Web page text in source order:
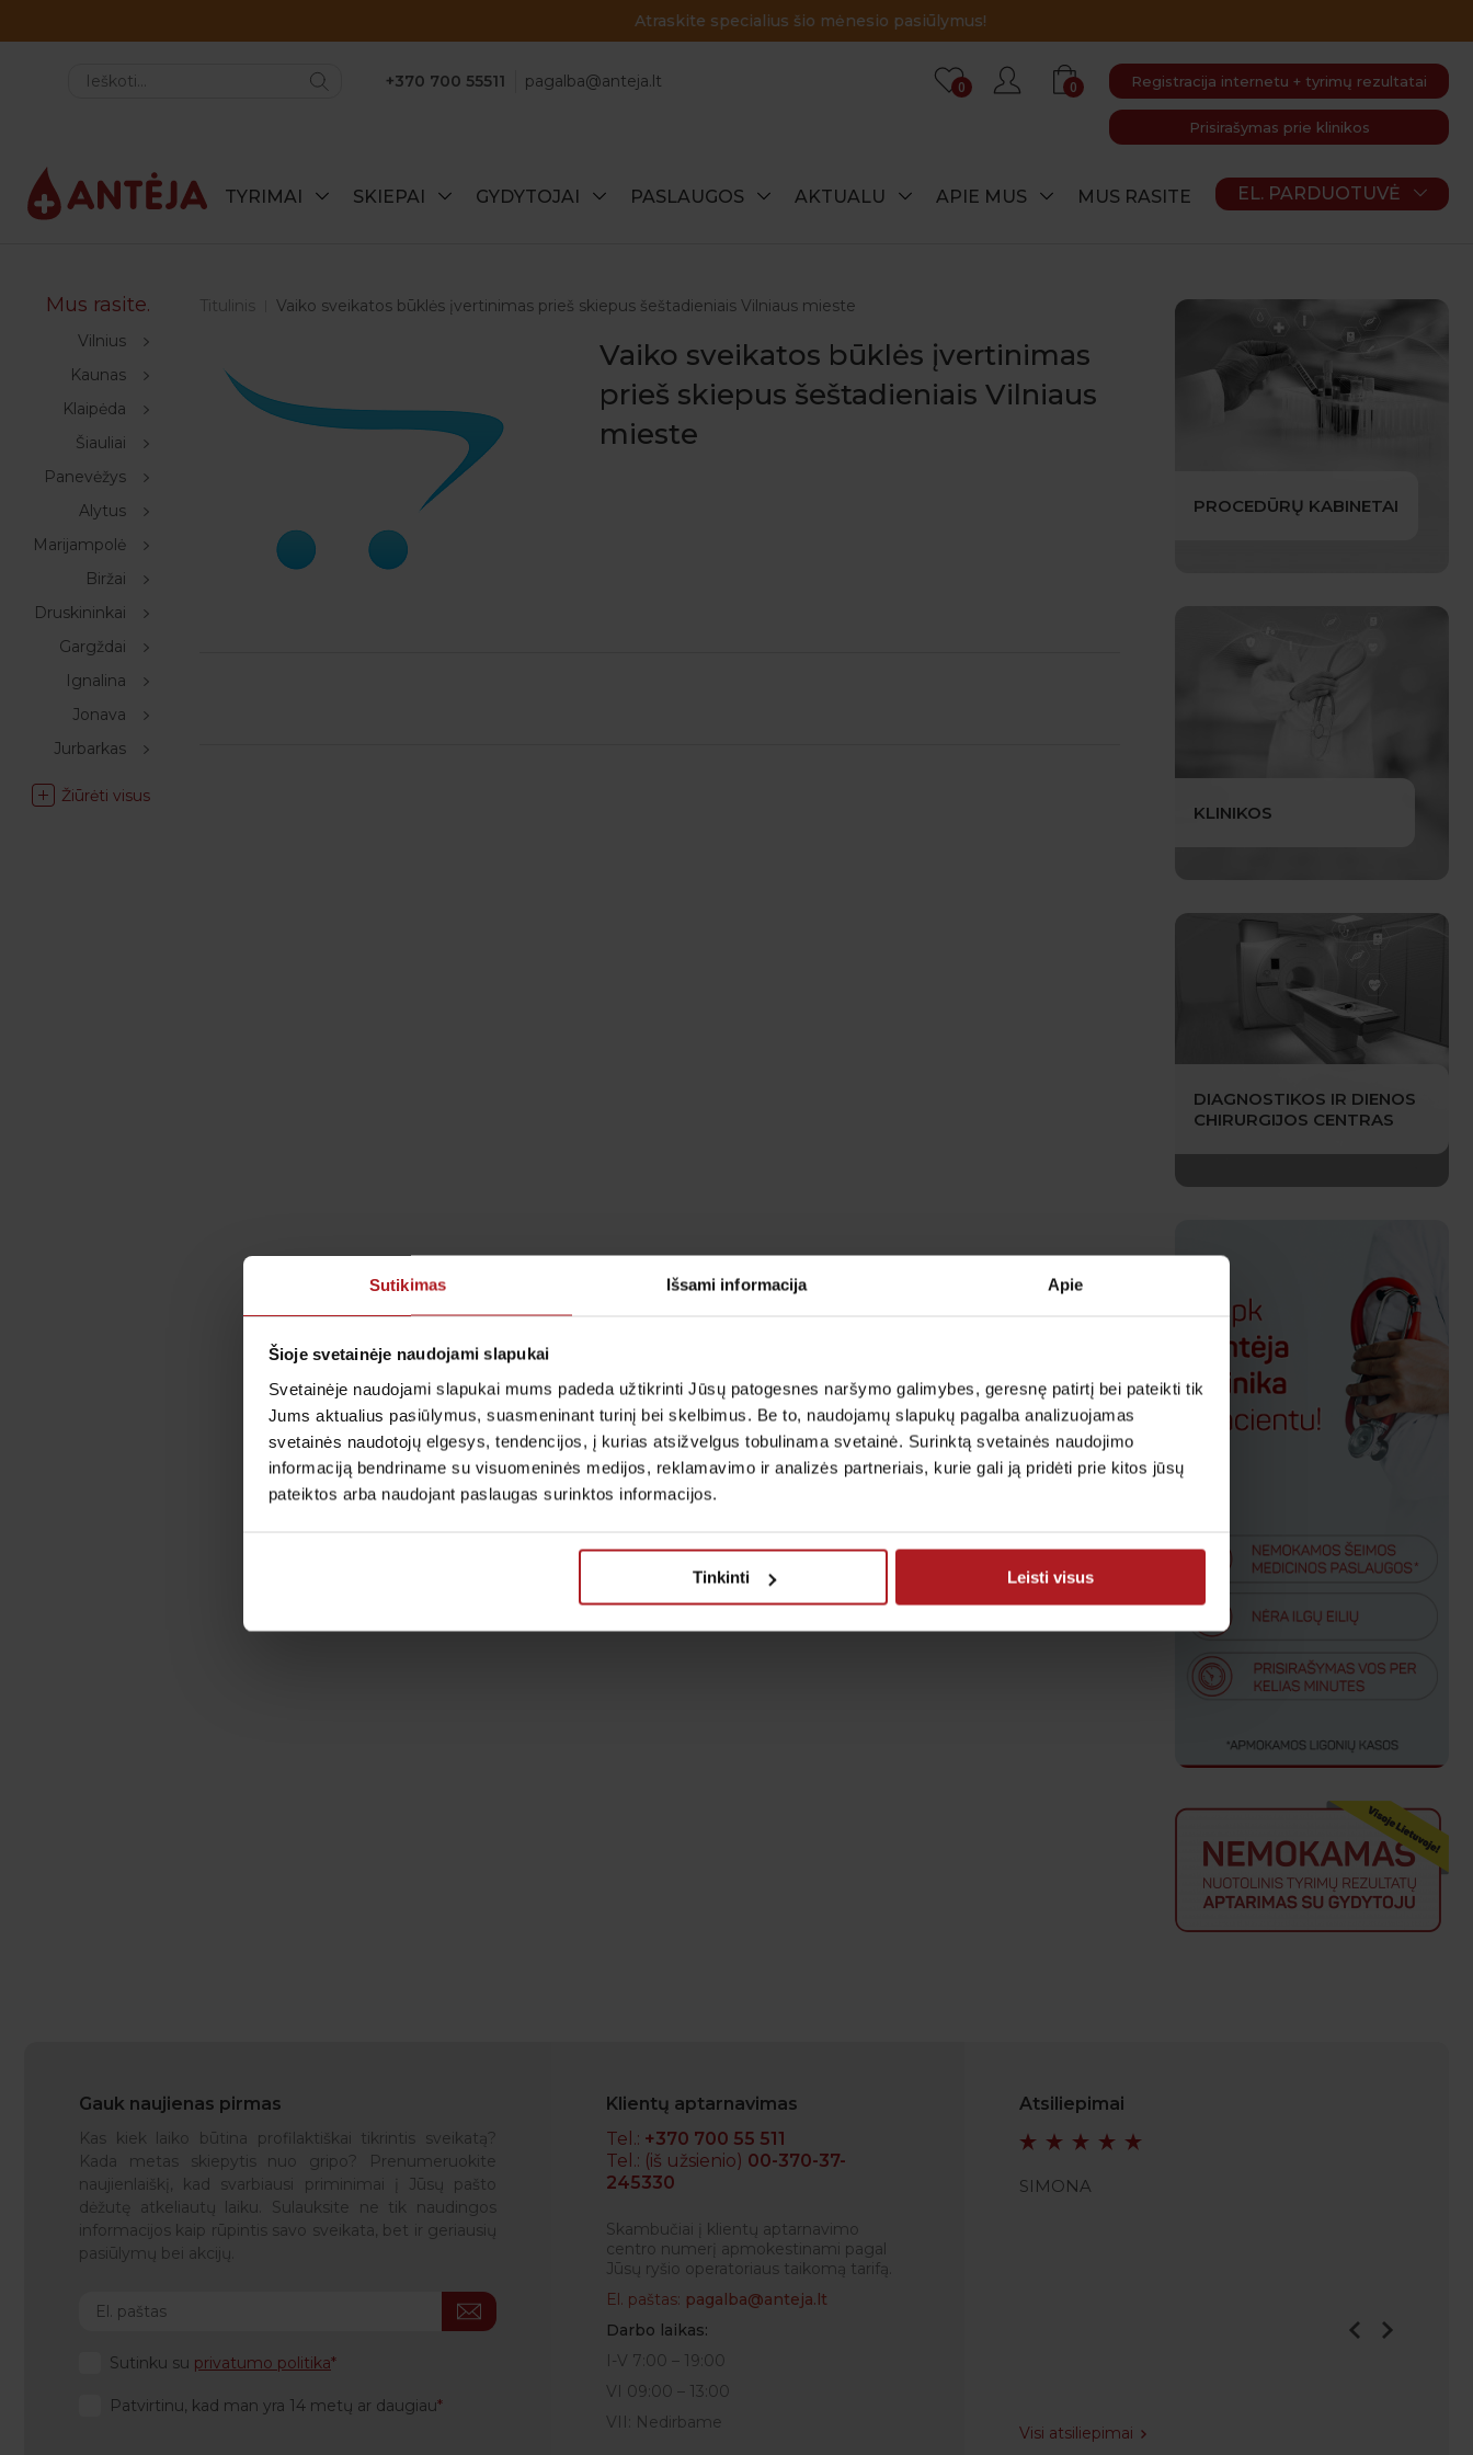
Sutikimas Išsami informacija Apie
Šioje svetainėje naudojami slapukai
Svetainėje naudojami slapukai mums padeda užtikrinti Jūsų patogesnes naršymo galimybes, geresnę patirtį bei pateikti tik
Jums aktualius pasiūlymus, suasmeninant turinį bei skelbimus. Be to, naudojamų slapukų pagalba analizuojamas
svetainės naudotojų elgesys, tendencijos, į kurias atsižvelgus tobulinama svetainė. Surinktą svetainės naudojimo
informaciją bendriname su visuomeninės medijos, reklamavimo ir analizės partneriais, kurie gali ją pridėti prie kitos jūsų
pateiktos arba naudojant paslaugas surinktos informacijos.
Tinkinti Leisti visus
Atraskite specialius šio mėnesio pasiūlymus!
+370 700 55511 pagalba@anteja.lt Registracija internetu + tyrimų rezultatai
Prisirašymas prie klinikos
0 0
TYRIMAI SKIEPAI GYDYTOJAI PASLAUGOS AKTUALU APIE MUS MUS RASITE EL. PARDUOTUVĖ
Mus rasite.
Vilnius
Kaunas
Klaipėda
Šiauliai
Panevėžys
Alytus
Marijampolė
Biržai
Druskininkai
Gargždai
Ignalina
Jonava
Jurbarkas
Žiūrėti visus
Titulinis Vaiko sveikatos būklės įvertinimas prieš skiepus šeštadieniais Vilniaus mieste
Vaiko sveikatos būklės įvertinimas
prieš skiepus šeštadieniais Vilniaus
mieste
PROCEDŪRŲ KABINETAI
KLINIKOS
DIAGNOSTIKOS IR DIENOS
CHIRURGIJOS CENTRAS
Gauk naujienas pirmas
Kas kiek laiko būtina profilaktiškai tikrintis sveikatą?
Kada metas skiepytis nuo gripo? Prenumeruokite
naujienlaiškį, kad svarbiausi priminimai į Jūsų pašto
dėžutę atkeliautų laiku. Sulauksite ne tik naudingos
informacijos kaip rūpintis savo sveikata, bet ir geriausių
pasiūlymų bei akcijų.
Sutinku su privatumo politika
Patvirtinu, kad man yra 14 metų ar daugiau
Klientų aptarnavimas
Tel.: +370 700 55 511
Tel.: (iš užsienio) 00-370-37-
245330
Skambučiai į klientų aptarnavimo
centro numerį apmokestinami pagal
Jūsų ryšio operatoriaus taikomą tarifą.
El. paštas: pagalba@anteja.lt
Darbo laikas:
I-V 7:00 – 19:00
VI 09:00 – 13:00
VII: Nedirbame
Atsiliepimai
RENATA SIMONA
Visi atsiliepimai